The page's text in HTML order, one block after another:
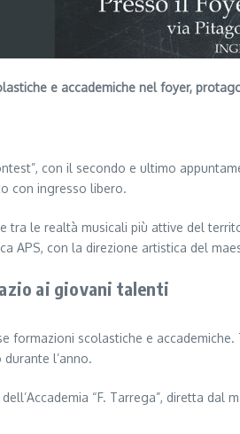
e accademiche nel foyer,
con il secondo e ultimo
con ingresso libero.
tra le realtà musicali più attive del
APS, con la direzione artistica del
ai giovani talenti
scolastiche e
l’anno.
“F. Tarrega”, diretta